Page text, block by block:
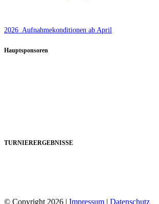
2026_Aufnahmekonditionen ab April
Hauptsponsoren
TURNIERERGEBNISSE
© Copyright 2026 | Impressum | Datenschutz